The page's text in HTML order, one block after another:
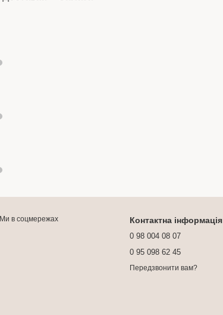
Ми в соцмережах Контактна інформація
0 98 004 08 07
0 95 098 62 45
Передзвонити вам?